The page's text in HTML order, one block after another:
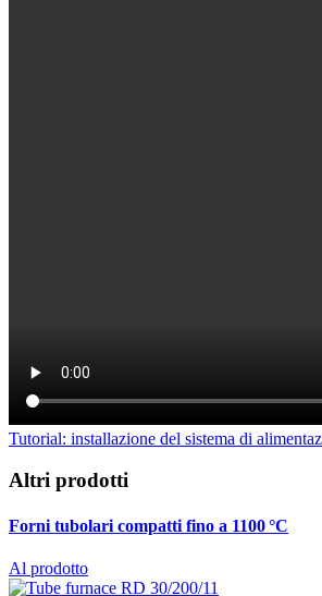
Tutorial: installazione del sistema di
Altri prodotti
Forni tubolari compatti fino a 1100 °C
Al prodotto